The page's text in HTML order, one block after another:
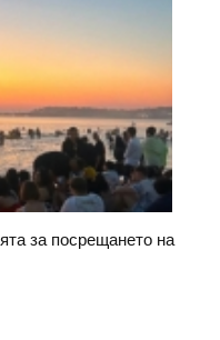
за посрещането на